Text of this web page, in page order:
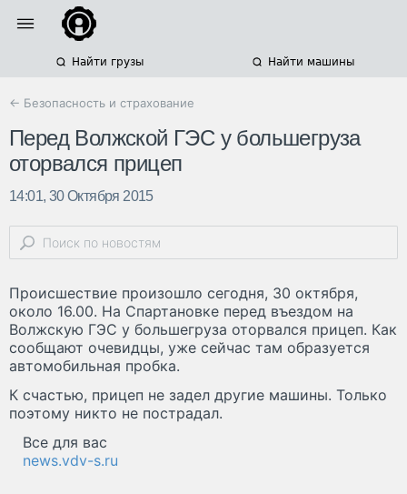
Найти грузы Найти машины
← Безопасность и страхование
Перед Волжской ГЭС у большегруза
оторвался прицеп
14:01, 30 Октября 2015
Происшествие произошло сегодня, 30 октября,
около 16.00. На Спартановке перед въездом на
Волжскую ГЭС у большегруза оторвался прицеп. Как
сообщают очевидцы, уже сейчас там образуется
автомобильная пробка.
К счастью, прицеп не задел другие машины. Только
поэтому никто не пострадал.
Все для вас
news.vdv-s.ru